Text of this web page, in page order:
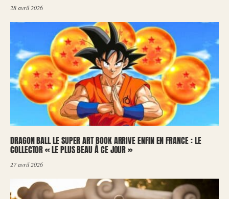
28 avril 2026
DRAGON BALL LE SUPER ART BOOK ARRIVE ENFIN EN FRANCE : LE
COLLECTOR « LE PLUS BEAU À CE JOUR »
27 avril 2026